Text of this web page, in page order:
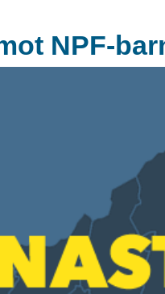
NPF-